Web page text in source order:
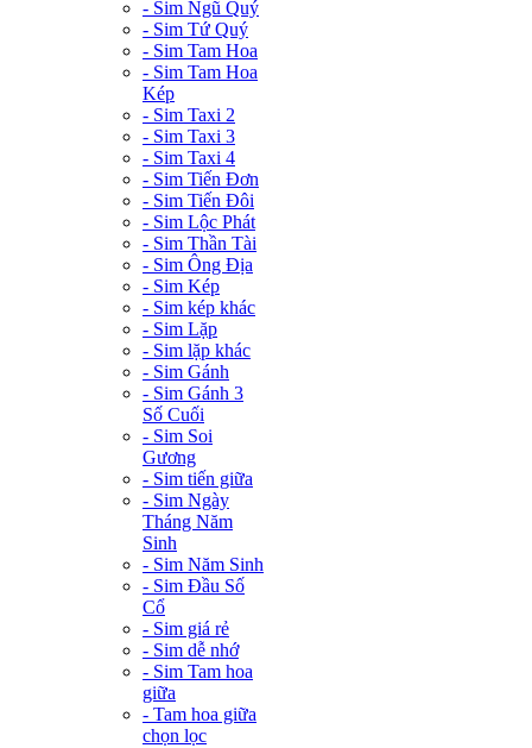
- Sim Ngũ Quý
- Sim Tứ Quý
- Sim Tam Hoa
- Sim Tam Hoa
Kép
- Sim Taxi 2
- Sim Taxi 3
- Sim Taxi 4
- Sim Tiến Đơn
- Sim Tiến Đôi
- Sim Lộc Phát
- Sim Thần Tài
- Sim Ông Địa
- Sim Kép
- Sim kép khác
- Sim Lặp
- Sim lặp khác
- Sim Gánh
- Sim Gánh 3
Số Cuối
- Sim Soi
Gương
- Sim tiến giữa
- Sim Ngày
Tháng Năm
Sinh
- Sim Năm Sinh
- Sim Đầu Số
Cổ
- Sim giá rẻ
- Sim dễ nhớ
- Sim Tam hoa
giữa
- Tam hoa giữa
chọn lọc